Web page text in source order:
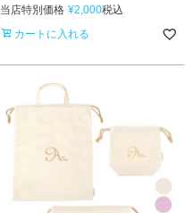
当店特別価格 ¥2,000税込
カートに入れる